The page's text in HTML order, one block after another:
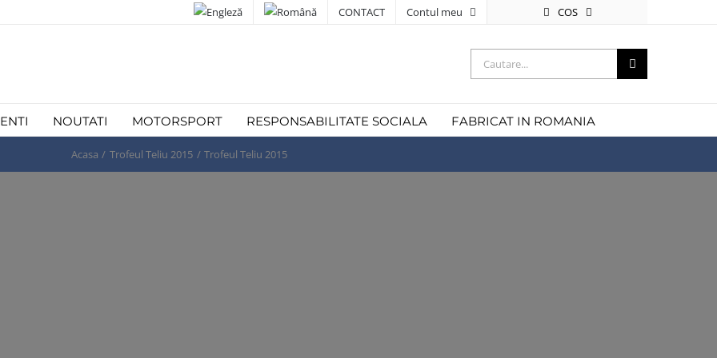
CONTACT Contul meu COS
Cautare...
NOUTATI MOTORSPORT RESPONSABILITATE SOCIALA FABRICAT IN ROMANIA
Acasa Trofeul Teliu 2015 Trofeul Teliu 2015